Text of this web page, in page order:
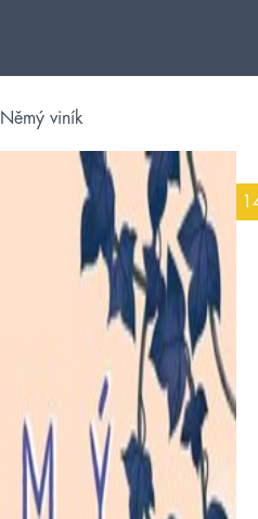
Němý viník